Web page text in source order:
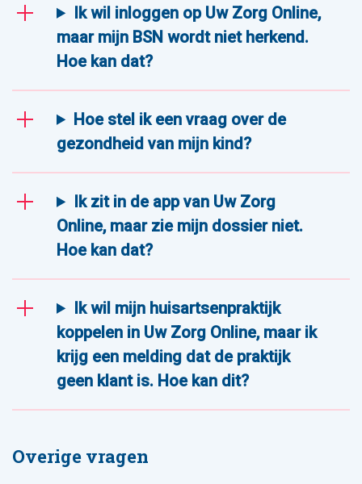
Ik wil inloggen op Uw Zorg Online,
maar mijn BSN wordt niet herkend.
Hoe kan dat?
Hoe stel ik een vraag over de
gezondheid van mijn kind?
Ik zit in de app van Uw Zorg
Online, maar zie mijn dossier niet.
Hoe kan dat?
Ik wil mijn huisartsenpraktijk
koppelen in Uw Zorg Online, maar ik
krijg een melding dat de praktijk
geen klant is. Hoe kan dit?
Overige vragen